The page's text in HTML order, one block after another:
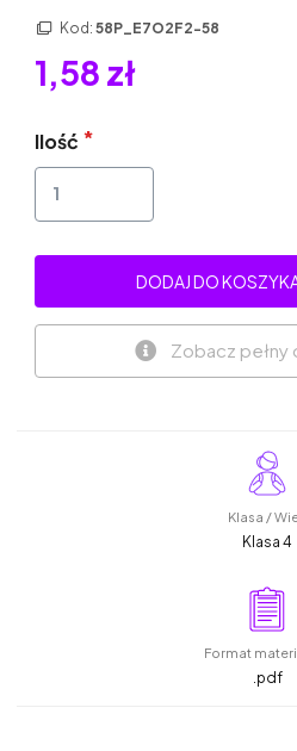
Kod: 58P_E7O2F2-58
1,58 zł
Ilość
DODAJ DO
Zobacz pełny
Klasa /
Klasa 4
Format
.pdf